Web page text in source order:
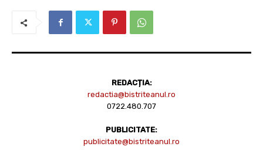
REDACȚIA:
redactia@bistriteanul.ro
0722.480.707
PUBLICITATE:
publicitate@bistriteanul.ro